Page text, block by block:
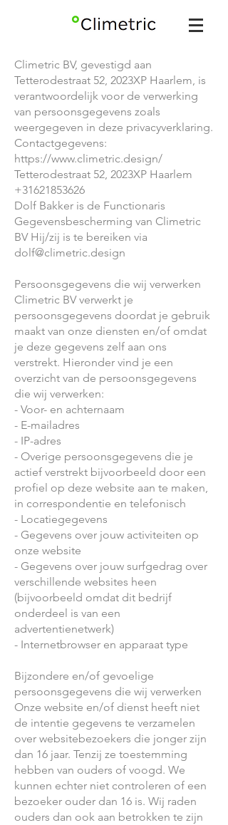
Climetric BV, gevestigd aan
Tetterodestraat 52, 2023XP Haarlem, is
verantwoordelijk voor de verwerking
van persoonsgegevens zoals
weergegeven in deze privacyverklaring.
Contactgegevens:
https://www.climetric.design/
Tetterodestraat 52, 2023XP Haarlem
+31621853626
Dolf Bakker is de Functionaris
Gegevensbescherming van Climetric
BV Hij/zij is te bereiken via
dolf@climetric.design
Persoonsgegevens die wij verwerken
Climetric BV verwerkt je
persoonsgegevens doordat je gebruik
maakt van onze diensten en/of omdat
je deze gegevens zelf aan ons
verstrekt. Hieronder vind je een
overzicht van de persoonsgegevens
die wij verwerken:
- Voor- en achternaam
- E-mailadres
- IP-adres
- Overige persoonsgegevens die je
actief verstrekt bijvoorbeeld door een
profiel op deze website aan te maken,
in correspondentie en telefonisch
- Locatiegegevens
- Gegevens over jouw activiteiten op
onze website
- Gegevens over jouw surfgedrag over
verschillende websites heen
(bijvoorbeeld omdat dit bedrijf
onderdeel is van een
advertentienetwerk)
- Internetbrowser en apparaat type
Bijzondere en/of gevoelige
persoonsgegevens die wij verwerken
Onze website en/of dienst heeft niet
de intentie gegevens te verzamelen
over websitebezoekers die jonger zijn
dan 16 jaar. Tenzij ze toestemming
hebben van ouders of voogd. We
kunnen echter niet controleren of een
bezoeker ouder dan 16 is. Wij raden
ouders dan ook aan betrokken te zijn